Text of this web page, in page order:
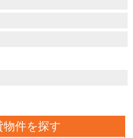
物件を探す